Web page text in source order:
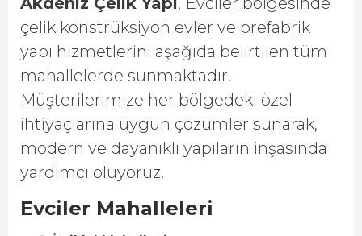
çelik konstrüksiyon evler ve prefabrik
yapı hizmetlerini aşağıda belirtilen tüm
mahallelerde sunmaktadır.
Müşterilerimize her bölgedeki özel
ihtiyaçlarına uygun çözümler sunarak,
modern ve dayanıklı yapıların inşasında
yardımcı oluyoruz.
Evciler Mahalleleri